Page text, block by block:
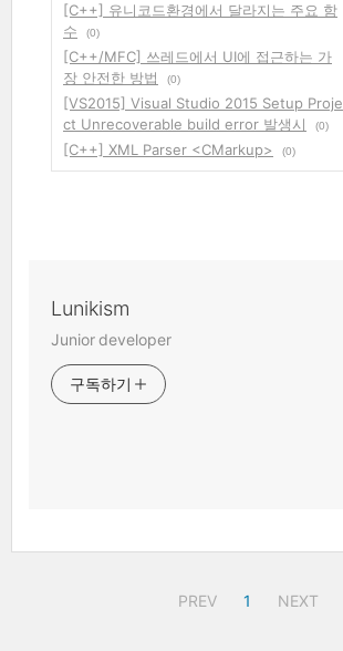
[C++] 유니코드환경에서 달라지는 주요 함
수
(0)
[C++/MFC] 쓰레드에서 UI에 접근하는 가
장 안전한 방법
(0)
[VS2015] Visual Studio 2015 Setup Proje
ct Unrecoverable build error 발생시
(0)
[C++] XML Parser <CMarkup>
(0)
Lunikism
Junior developer
구독하기
PREV 1 NEXT